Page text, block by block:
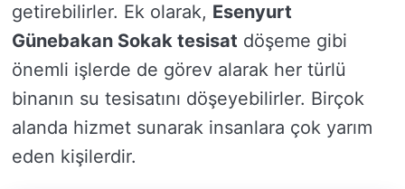
getirebilirler. Ek olarak, Esenyurt
Günebakan Sokak tesisat döşeme gibi
önemli işlerde de görev alarak her türlü
binanın su tesisatını döşeyebilirler. Birçok
alanda hizmet sunarak insanlara çok yarım
eden kişilerdir.